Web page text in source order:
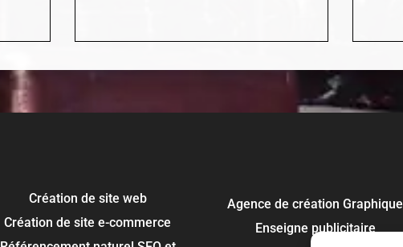
Création de site web
Création de site e-commerce
Agence de création Graphique
Enseigne publicitaire